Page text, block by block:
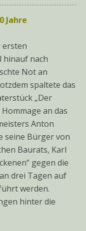
Jahre
ersten
hinauf nach
Not an
spaltete das
„Der
an das
Anton
seine Bürger von
Baurats, Karl
gegen die
drei Tagen auf
werden.
hinter die